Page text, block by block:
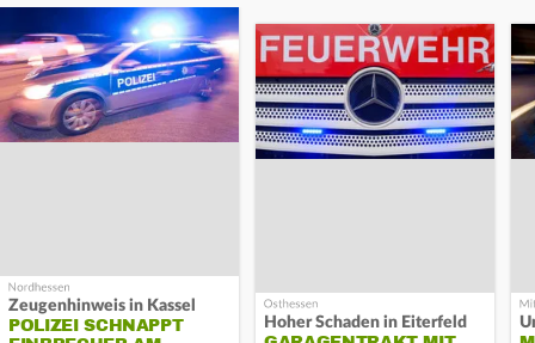
Zeugenhinweis in Kassel
POLIZEI SCHNAPPT
Hoher Schaden in Eiterfeld